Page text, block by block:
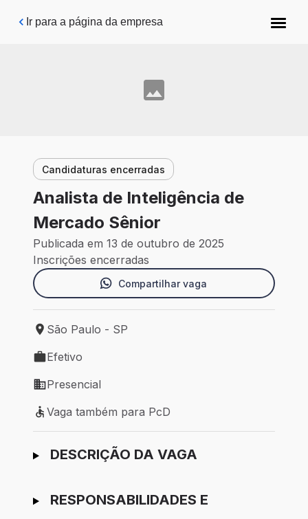
Pular para o conteúdo principal
Ir para a página da empresa
Candidaturas encerradas
Analista de Inteligência de
Mercado Sênior
Publicada em 13 de outubro de 2025
Inscrições encerradas
Compartilhar vaga
Local de trabalho: São Paulo - SP
São Paulo - SP
Tipo de vaga: Efetivo
Efetivo
Modelo de trabalho: Presencial
Presencial
Vaga também para PcD
Vaga também para PcD
Ir para candidatura
DESCRIÇÃO DA VAGA
RESPONSABILIDADES E